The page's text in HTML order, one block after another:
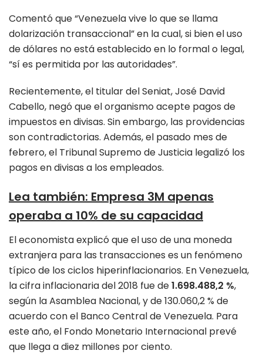
Comentó que “Venezuela vive lo que se llama
dolarización transaccional” en la cual, si bien el uso
de dólares no está establecido en lo formal o legal,
“sí es permitida por las autoridades”.
Recientemente, el titular del Seniat, José David
Cabello, negó que el organismo acepte pagos de
impuestos en divisas. Sin embargo, las providencias
son contradictorias. Además, el pasado mes de
febrero, el Tribunal Supremo de Justicia legalizó los
pagos en divisas a los empleados.
Lea también: Empresa 3M apenas
operaba a 10% de su capacidad
El economista explicó que el uso de una moneda
extranjera para las transacciones es un fenómeno
típico de los ciclos hiperinflacionarios. En Venezuela,
la cifra inflacionaria del 2018 fue de1.698.488,2 %,
según la Asamblea Nacional, y de 130.060,2 % de
acuerdo con el Banco Central de Venezuela. Para
este año, el Fondo Monetario Internacional prevé
que llega a diez millones por ciento.